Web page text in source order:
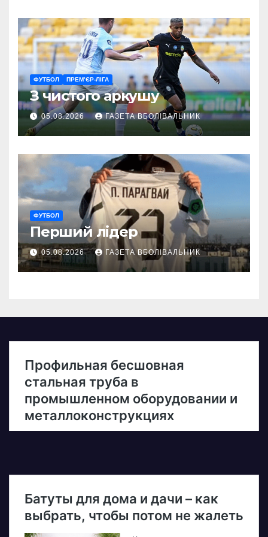
ветеранам
ФУТБОЛ ПРЕМ’ЄР-ЛІГА
З чистого аркушу
05.08.2026 ГАЗЕТА ВБОЛІВАЛЬНИК
ФУТБОЛ
Перший лідер
05.08.2026 ГАЗЕТА ВБОЛІВАЛЬНИК